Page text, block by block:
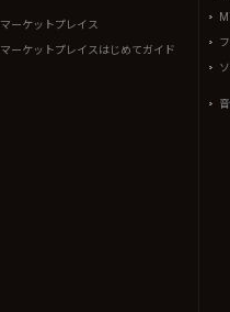
マーケットプレイス
マーケットプレイスはじめてガイド